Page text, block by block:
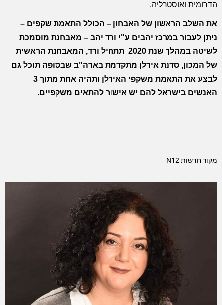
הדרומית ואוסטרליה.
את השלב הראשון של האבחון – הכולל התאמת שקפים –
ניתן לעבור במרכז יהבים ע"י ורד יהב – מאבחנת מוסמכת
לשיטה
במהלך שנת 2020 תתחיל ורד, המאבחנת הראשית
של המכון, סדנת אירלן מתקדמת בארה"ב שבסופה תוכל גם
לבצע את התאמת משקפי האירלן ותהיה אחת מתוך 3
האנשים בישראל להם יש אישור להתאים משקפיים.
מקור חדשות N12